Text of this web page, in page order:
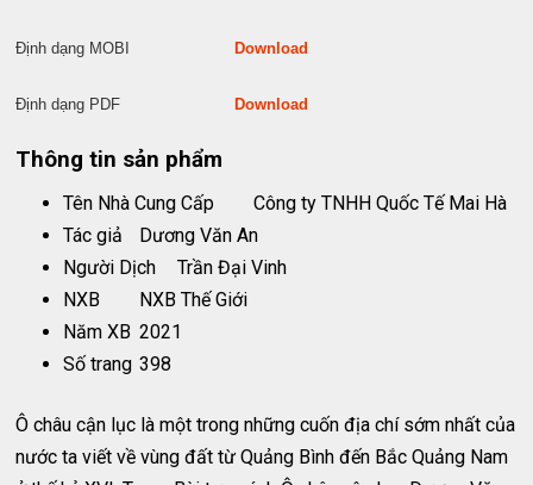
Định dạng MOBI Download
Định dạng PDF Download
Thông tin sản phẩm
Tên Nhà Cung Cấp
Công ty TNHH Quốc Tế Mai Hà
Tác giả
Dương Văn An
Người Dịch
Trần Đại Vinh
NXB
NXB Thế Giới
Năm XB 2021
Số trang 398
Ô châu cận lục là một trong những cuốn địa chí sớm nhất của
nước ta viết về vùng đất từ Quảng Bình đến Bắc Quảng Nam